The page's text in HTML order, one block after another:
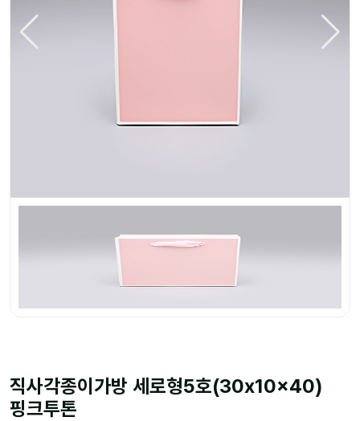
직사각종이가방 세로형5호(30x10x40)
핑크투톤